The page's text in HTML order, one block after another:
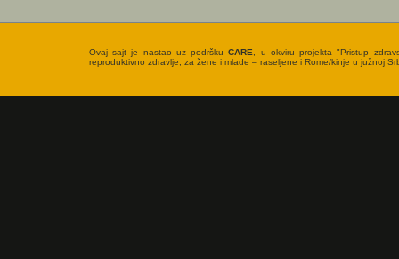
Ovaj sajt je nastao uz podrškuCARE, u okviru projekta "Pristup
reproduktivno zdravlje, za žene i mlade – raseljene i Rome/kinje u južnoj